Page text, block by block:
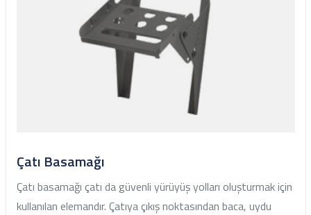
Çatı Basamağı
Çatı basamağı çatı da güvenli yürüyüş yolları oluşturmak için
kullanılan elemandır. Çatıya çıkış noktasından baca, uydu